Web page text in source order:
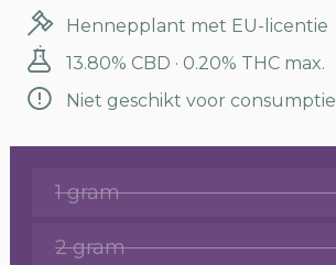
Hennepplant met EU-licentie
13.80% CBD · 0.20% THC max.
Niet geschikt voor consumptie
1 gram
2 gram